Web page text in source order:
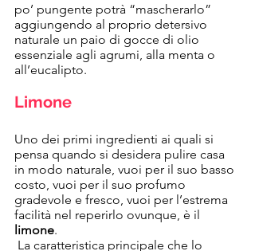
po’ pungente potrà “mascherarlo”
aggiungendo al proprio detersivo
naturale un paio di gocce di olio
essenziale agli agrumi, alla menta o
all’eucalipto.
Limone
Uno dei primi ingredienti ai quali si
pensa quando si desidera pulire casa
in modo naturale, vuoi per il suo basso
costo, vuoi per il suo profumo
gradevole e fresco, vuoi per l’estrema
facilità nel reperirlo ovunque, è il
limone.